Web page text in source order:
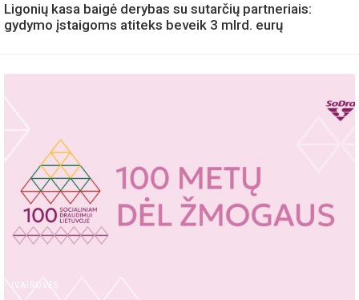
Ligonių kasa baigė derybas su sutarčių partneriais:
gydymo įstaigoms atiteks beveik 3 mlrd. eurų
IVAIROVES